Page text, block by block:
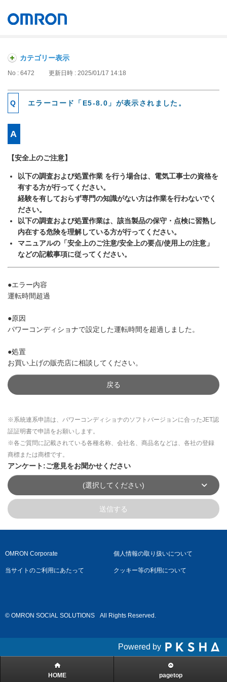
カテゴリー表示
No : 6472 更新日時 : 2025/01/17 14:18
エラーコード「E5-8.0」が表示されました。
【安全上のご注意】
以下の調査および処置作業 を行う場合は、電気工事士の資格を
有する方が行ってください。
経験を有しておらず専門の知識がない方は作業を行わないでく
ださい。
以下の調査および処置作業は、該当製品の保守・点検に習熟し
内在する危険を理解している方が行ってください。
マニュアルの「安全上のご注意/安全上の要点/使用上の注意」
などの記載事項に従ってください。
●エラー内容
運転時間超過
●原因
パワーコンディショナで設定した運転時間を超過しました。
●処置
お買い上げの販売店に相談してください。
戻る
※系統連系申請は、パワーコンディショナのソフトバージョンに合ったJET認
証証明書で申請をお願いします。
※各ご質問に記載されている各種名称、会社名、商品名などは、各社の登録
商標または商標です。
アンケート:ご意見をお聞かせください
(選択してください)
送信する
OMRON Corporate 個人情報の取り扱いについて
当サイトのご利用にあたって クッキー等の利用について
© OMRON SOCIAL SOLUTIONS All Rights Reserved.
Powered by
HOME pagetop